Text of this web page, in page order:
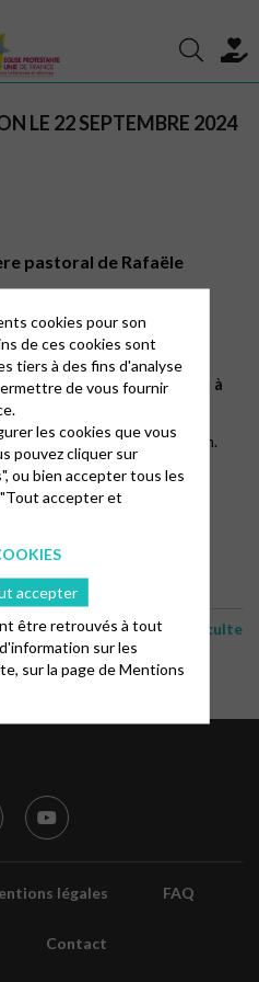
LE 22 SEPTEMBRE 2024
pastoral de Rafaële
du ministère
le dimanche 22 septembre à
à l’issue de la célébration.
au
avant le 8 septembre 2024
culte
légales FAQ
Contact
cookies pour son
de ces cookies sont
tiers à des fins d'analyse
de vous fournir
les cookies que vous
pouvez cliquer sur
ou bien accepter tous les
accepter et
accepter
être retrouvés à tout
sur les
sur la page deMentions